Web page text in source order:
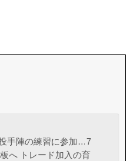
手陣の練習に参加…7
へ トレード加入の育